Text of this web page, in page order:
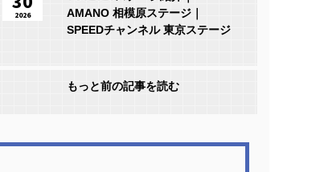
AMANO 相模原ステージ｜
SPEEDチャンネル 東京ステージ
2026
もっと前の記事を読む